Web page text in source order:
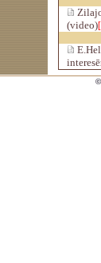
(video)